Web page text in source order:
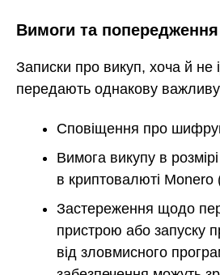
Вимоги та
Записки про викуп, хоча й не
передають однакову
Сповіщення про
Вимога викупу в
в криптовалюті Monero
Застереження щодо
пристрою або запуску
від зловмисного